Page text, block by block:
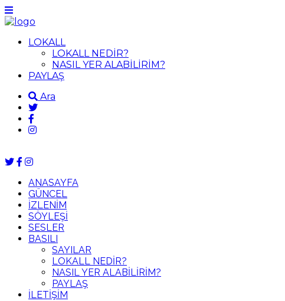
LOKALL
LOKALL NEDİR?
NASIL YER ALABİLİRİM?
PAYLAŞ
Ara
ANASAYFA
GÜNCEL
İZLENİM
SÖYLEŞİ
SESLER
BASILI
SAYILAR
LOKALL NEDİR?
NASIL YER ALABİLİRİM?
PAYLAŞ
İLETİŞİM